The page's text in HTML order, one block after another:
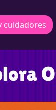
cuidadores